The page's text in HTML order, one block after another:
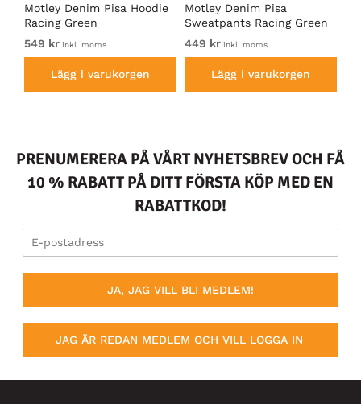
Motley Denim Pisa Hoodie
Racing Green
549 kr inkl. moms
Lägg i varukorgen
Motley Denim Pisa
Sweatpants Racing Green
449 kr inkl. moms
Lägg i varukorgen
PRENUMERERA PÅ VÅRT NYHETSBREV OCH FÅ
10 % RABATT PÅ DITT FÖRSTA KÖP MED EN
RABATTKOD!
JA, JAG VILL BLI MEDLEM!
JAG ÄR REDAN MEDLEM OCH VILL LOGGA IN